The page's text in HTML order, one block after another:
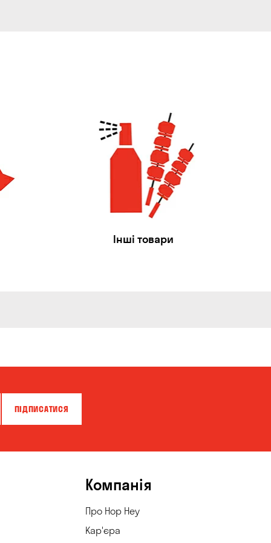
Інші товари
ПІДПИСАТИСЯ
Компанія
Про Hop Hey
Кар'єра